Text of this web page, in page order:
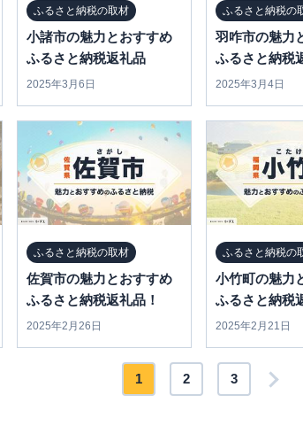
ふるさと納税の取材
小諸市の魅力とおすすめ
ふるさと納税返礼品
2025年3月6日
ふるさと納税の
羽咋市の魅力
ふるさと納税
2025年3月4日
ふるさと納税の取材
佐賀市の魅力とおすすめ
ふるさと納税返礼品！
2025年2月26日
ふるさと納税の
小竹町の魅力
ふるさと納税
2025年2月21日
1 2 3